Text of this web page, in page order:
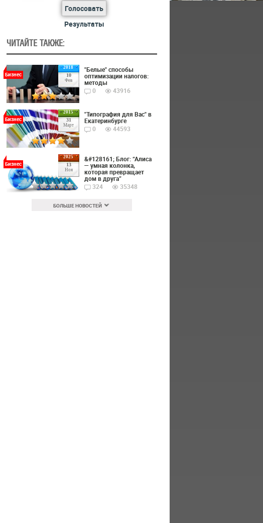
Голосовать
Результаты
ЧИТАЙТЕ ТАКЖЕ:
2018
10
Фев
Бизнес
"Белые" способы
оптимизации налогов:
методы
0
43916
2015
31
Март
Бизнес
"Типография для Вас" в
Екатеринбурге
0
44593
2025
13
Ноя
Бизнес
&#128161; Блог: “Алиса
— умная колонка,
которая превращает
дом в друга”
324
35348
БОЛЬШЕ НОВОСТЕЙ